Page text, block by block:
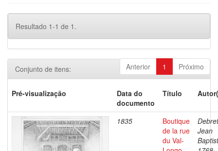
Resultado 1-1 de 1.
Anterior 1 Próximo
Conjunto de itens:
Pré-visualização
Data do
documento
Título
1835
Boutique
de la rue
du Val-
Jean